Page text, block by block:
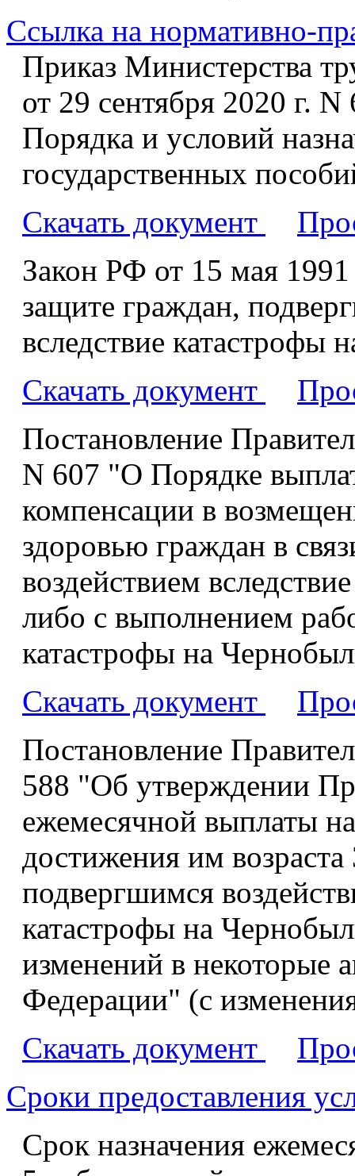
Ссылка на нормативно-
Приказ Министерства
от 29 сентября 2020 г.
Порядка и условий
государственных
Скачать документ
Закон РФ от 15 мая
защите граждан,
вследствие
Скачать документ
Постановление
N 607 "О Порядке
компенсации в
здоровью граждан в
воздействием
либо с выполнением
катастрофы на
Скачать документ
Постановление
588 "Об утверждении
ежемесячной выплаты
достижения им
подвергшимся
катастрофы на
изменений в некоторые
Федерации" (с
Скачать документ
Сроки предоставления
Срок назначения